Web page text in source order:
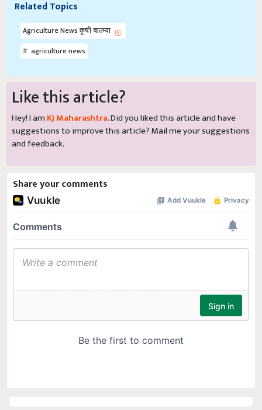
Related Topics
Agriculture News कृषी बातम्या
agriculture news
Like this article?
Hey! I am KJ Maharashtra. Did you liked this article and have
suggestions to improve this article?Mailme your suggestions
and feedback.
Share your comments